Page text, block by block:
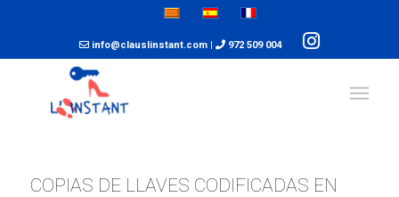
info@clauslinstant.com| 972 509 004
COPIAS DE LLAVES CODIFICADAS EN